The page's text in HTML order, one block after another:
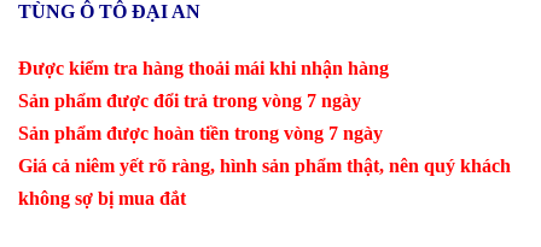
TÙNG Ô TÔ ĐẠI AN
Được kiểm tra hàng thoải mái khi nhận hàng
Sản phẩm được đổi trả trong vòng 7 ngày
Sản phẩm được hoàn tiền trong vòng 7 ngày
Giá cả niêm yết rõ ràng, hình sản phẩm thật, nên quý khách
không sợ bị mua đắt